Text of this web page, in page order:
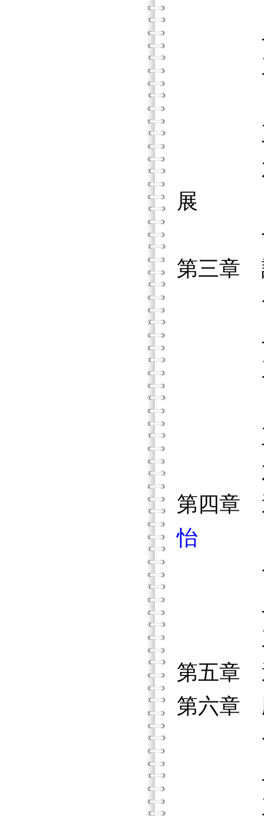
二、
三、
五、
六、
展
七、
第三章
一、
二、
三、
五、
六、
第四章
怡
一、
二、
三、
第五章
第六章
一、
二、
三、